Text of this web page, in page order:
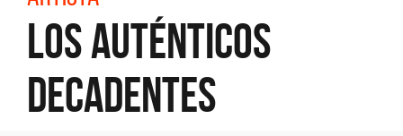
Los Auténticos
Decadentes